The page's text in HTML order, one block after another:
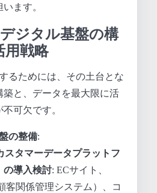
ます。
ジタル基盤の構
用戦略
るためには、その土台とな
築と、データを最大限に活
可欠です。
の整備:
スタマーデータプラットフ
の導入検討: ECサイト、
客関係管理システム）、コ